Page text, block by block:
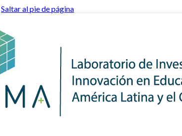
Saltar al pie de página